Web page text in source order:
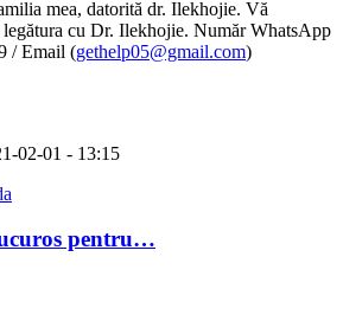
mea, datorită dr. Ilekhojie. Vă
legătura cu Dr. Ilekhojie. Număr WhatsApp
/ Email (gethelp05@gmail.com)
02-01 - 13:15
pentru…